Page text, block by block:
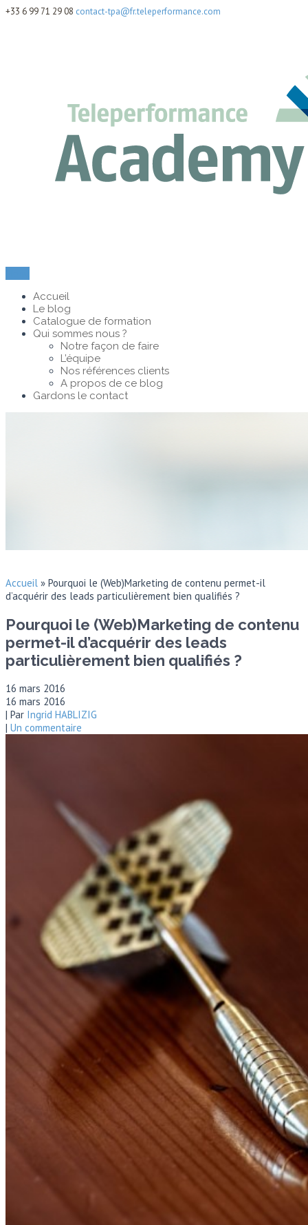
+33 6 99 71 29 08 contact-tpa@fr.teleperformance.com
Accueil
Le blog
Catalogue de formation
Qui sommes nous ?
Notre façon de faire
L’équipe
Nos références clients
A propos de ce blog
Gardons le contact
Accueil » Pourquoi le (Web)Marketing de contenu permet-il
d’acquérir des leads particulièrement bien qualifiés ?
Pourquoi le (Web)Marketing de contenu
permet-il d’acquérir des leads
particulièrement bien qualifiés ?
16 mars 2016
16 mars 2016
| Par Ingrid HABLIZIG
| Un commentaire